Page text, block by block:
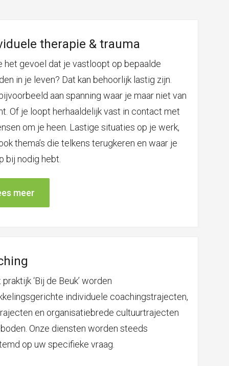
therapie & trauma
het gevoel dat je vastloopt op bepaalde
in je leven? Dat kan behoorlijk lastig zijn.
aan spanning waar je maar niet van
Of je loopt herhaaldelijk vast in contact met
om je heen. Lastige situaties op je werk,
thema’s die telkens terugkeren en waar je
bij nodig hebt.
meer
praktijk ‘Bij de Beuk’ worden
individuele coachingstrajecten,
en organisatiebrede cultuurtrajecten
Onze diensten worden steeds
op uw specifieke vraag.